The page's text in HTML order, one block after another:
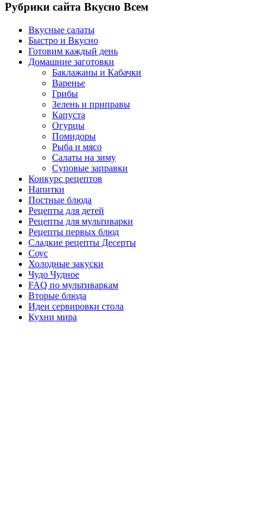
Рубрики сайта Вкусно Всем
Вкусные салаты
Быстро и Вкусно
Готовим каждый день
Домашние заготовки
Баклажаны и Кабачки
Варенье
Грибы
Зелень и приправы
Капуста
Огурцы
Помидоры
Рыба и мясо
Салаты на зиму
Суповые заправки
Конкурс рецептов
Напитки
Постные блюда
Рецепты для детей
Рецепты для мультиварки
Рецепты первых блюд
Сладкие рецепты Десерты
Соус
Холодные закуски
Чудо Чудное
FAQ по мультиваркам
Вторые блюда
Идеи сервировки стола
Кухни мира